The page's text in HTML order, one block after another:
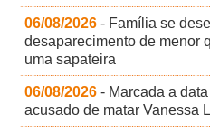
06/08/2026 - Família se
desaparecimento de menor
uma sapateira
06/08/2026 - Marcada a
acusado de matar Vanessa